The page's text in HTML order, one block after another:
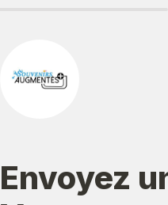
Envoyez